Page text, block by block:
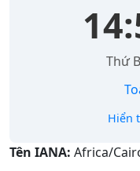
Thứ
Hiển
Tên IANA: Africa/